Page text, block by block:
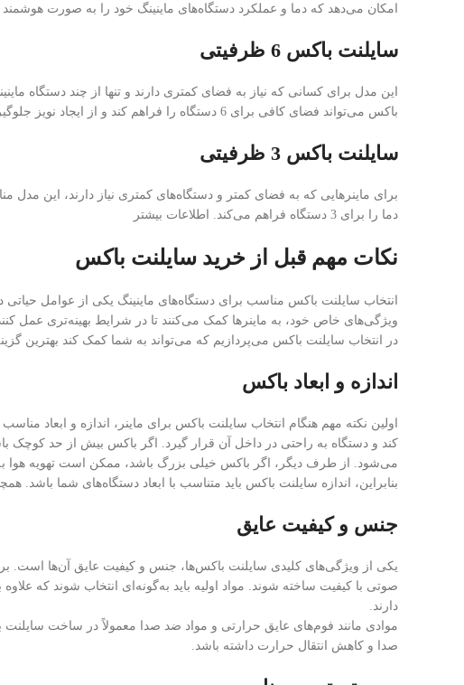
امکان می‌دهد که دما و عملکرد دستگاه‌های ماینینگ خود را به صورت هوشمند
سایلنت باکس 6 ظرفیتی
این مدل برای کسانی که نیاز به فضای کمتری دارند و تنها از چند دستگاه
باکس می‌تواند فضای کافی برای 6 دستگاه را فراهم کند و از ایجاد نویز جلوگیری کند. اطلاعات بیشتر
سایلنت باکس 3 ظرفیتی
دما را برای 3 دستگاه فراهم می‌کند. اطلاعات بیشتر
نکات مهم قبل از خرید سایلنت باکس
انتخاب سایلنت باکس مناسب برای دستگاه‌های ماینینگ یکی از عوامل
ویژگی‌های خاص خود، به ماینرها کمک می‌کنند تا در شرایط بهینه‌تری عمل
در انتخاب سایلنت باکس می‌پردازیم که می‌تواند به شما کمک کند بهترین
اندازه و ابعاد باکس
اولین نکته مهم هنگام انتخاب سایلنت باکس برای ماینر، اندازه و ابعاد
کند و دستگاه به راحتی در داخل آن قرار گیرد. اگر باکس بیش از حد
می‌شود. از طرف دیگر، اگر باکس خیلی بزرگ باشد، ممکن است تهویه هوا
بنابراین، اندازه سایلنت باکس باید متناسب با ابعاد دستگاه‌های شما
جنس و کیفیت عایق
یکی از ویژگی‌های کلیدی سایلنت باکس‌ها، جنس و کیفیت عایق آن‌ها است.
صوتی با کیفیت ساخته شوند. مواد اولیه باید به‌گونه‌ای انتخاب شوند که
دارند.
موادی مانند فوم‌های عایق حرارتی و مواد ضد صدا معمولاً در ساخت سایلنت
صدا و کاهش انتقال حرارت داشته باشد.